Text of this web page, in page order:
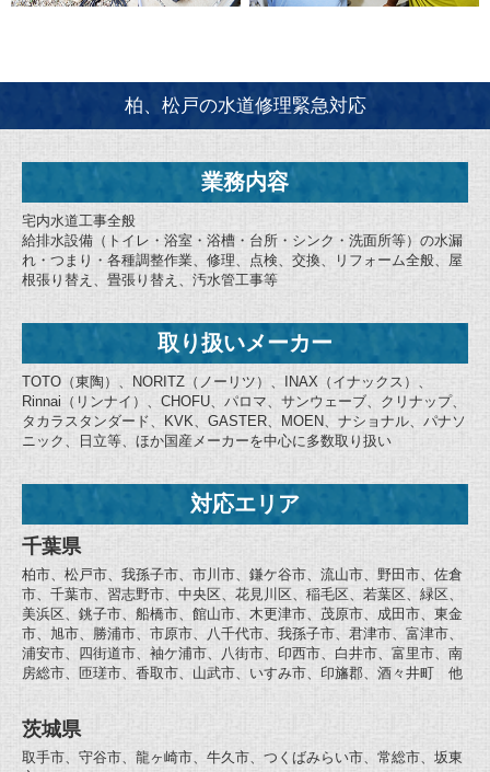
柏、松戸の水道修理緊急対応
業務内容
宅内水道工事全般
給排水設備（トイレ・浴室・浴槽・台所・シンク・洗面所等）の水漏
れ・つまり・各種調整作業、修理、点検、交換、リフォーム全般、屋
根張り替え、畳張り替え、汚水管工事等
取り扱いメーカー
TOTO（東陶）、NORITZ（ノーリツ）、INAX（イナックス）、
Rinnai（リンナイ）、CHOFU、パロマ、サンウェーブ、クリナップ、
タカラスタンダード、KVK、GASTER、MOEN、ナショナル、パナソ
ニック、日立等、ほか国産メーカーを中心に多数取り扱い
対応エリア
千葉県
柏市、松戸市、我孫子市、市川市、鎌ケ谷市、流山市、野田市、佐倉
市、千葉市、習志野市、中央区、花見川区、稲毛区、若葉区、緑区、
美浜区、銚子市、船橋市、館山市、木更津市、茂原市、成田市、東金
市、旭市、勝浦市、市原市、八千代市、我孫子市、君津市、富津市、
浦安市、四街道市、袖ケ浦市、八街市、印西市、白井市、富里市、南
房総市、匝瑳市、香取市、山武市、いすみ市、印旛郡、酒々井町 他
茨城県
取手市、守谷市、龍ヶ崎市、牛久市、つくばみらい市、常総市、坂東